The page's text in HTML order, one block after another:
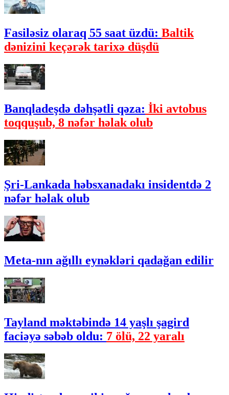
Fasiləsiz olaraq 55 saat üzdü: Baltik
dənizini keçərək tarixə düşdü
Banqladeşdə dəhşətli qəza: İki avtobus
toqquşub, 8 nəfər həlak olub
Şri-Lankada həbsxanadakı insidentdə 2
nəfər həlak olub
Meta-nın ağıllı eynəkləri qadağan edilir
Tayland məktəbində 14 yaşlı şagird
faciəyə səbəb oldu: 7 ölü, 22 yaralı